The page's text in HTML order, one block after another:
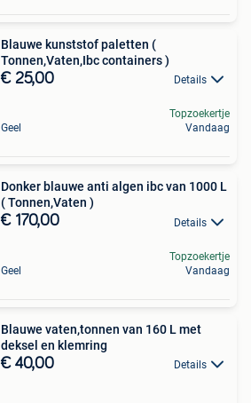
Blauwe kunststof paletten (
Tonnen,Vaten,Ibc containers )
€ 25,00 Details
Geel
Topzoekertje
Vandaag
Donker blauwe anti algen ibc van 1000 L
( Tonnen,Vaten )
€ 170,00 Details
Geel
Topzoekertje
Vandaag
Blauwe vaten,tonnen van 160 L met
deksel en klemring
€ 40,00 Details